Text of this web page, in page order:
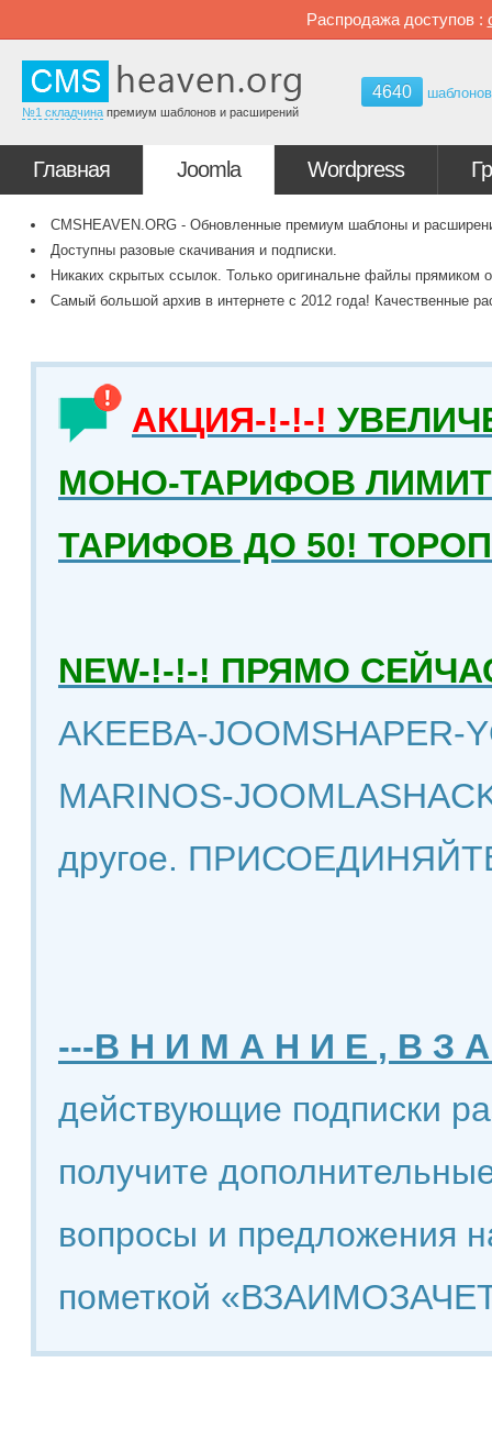
Распродажа доступов :
№1 складчина премиум шаблонов и расширений
4640 шаблонов
Главная Joomla Wordpress
CMSHEAVEN.ORG - Обновленные премиум шаблоны и
Доступны разовые скачивания и подписки.
Никаких скрытых ссылок. Только оригинальне файлы прямиком
Самый большой архив в интернете с 2012 года! Качественные
АКЦИЯ-!-!-!
МОНО-ТАРИФОВ
ТАРИФОВ ДО 50!
NEW-!-!-! ПРЯМО
AKEEBA-JOOMSHAPER-
MARINOS-
другое.
---В Н И М А Н И Е , В З
действующие подписки
получите
вопросы и предложения
пометкой